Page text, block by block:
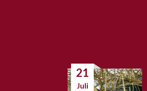
21
Juli